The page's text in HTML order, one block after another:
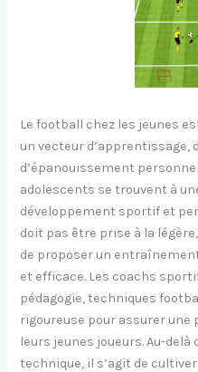
Le football chez les jeunes
un vecteur d’apprentissage,
d’épanouissement personnel.
adolescents se trouvent à
développement sportif et
doit pas être prise à la
de proposer un
et efficace. Les coachs
pédagogie, techniques
rigoureuse pour assurer
leurs jeunes joueurs. Au-
technique, il s’agit de